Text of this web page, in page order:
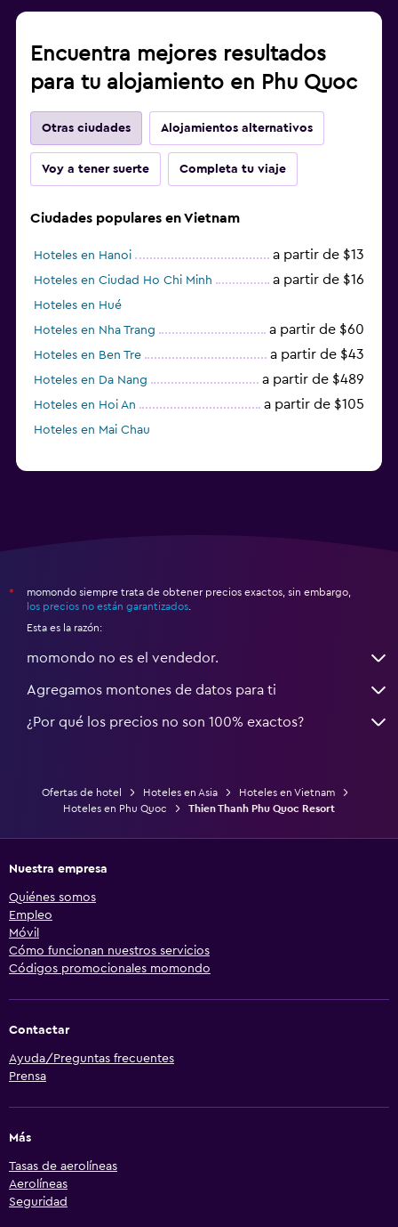
Encuentra mejores resultados
para tu alojamiento en Phu Quoc
Otras ciudades Alojamientos alternativos
Voy a tener suerte Completa tu viaje
Ciudades populares en Vietnam
Hoteles en Hanoi a partir de $13
Hoteles en Ciudad Ho Chi Minh a partir de $16
Hoteles en Hué
Hoteles en Nha Trang
a partir de $60
Hoteles en Ben Tre a partir de $43
Hoteles en Da Nang a partir de $489
Hoteles en Hoi An a partir de $105
Hoteles en Mai Chau
*
momondo siempre trata de obtener precios exactos, sin embargo,
los precios no están garantizados
Esta es la razón:
momondo no es el vendedor.
Agregamos montones de datos para ti
¿Por qué los precios no son 100% exactos?
Ofertas de hotel Hoteles en Asia
Hoteles en Vietnam
Hoteles en Phu Quoc
Thien Thanh Phu Quoc Resort
Nuestra empresa
Quiénes somos
Empleo
Móvil
Cómo funcionan nuestros servicios
Códigos promocionales momondo
Contactar
Ayuda/Preguntas frecuentes
Prensa
Más
Tasas de aerolíneas
Aerolíneas
Seguridad